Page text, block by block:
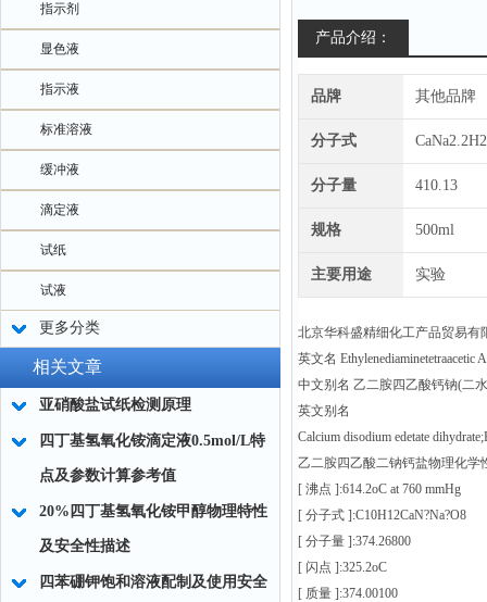
指示剂
显色液
指示液
标准溶液
缓冲液
滴定液
试纸
试液
更多分类
相关文章
亚硝酸盐试纸检测原理
四丁基氢氧化铵滴定液0.5mol/L特
点及参数计算参考值
20%四丁基氢氧化铵甲醇物理特性
及安全性描述
四苯硼钾饱和溶液配制及使用安全
产品介绍：
品牌 其他品牌
分子式
分子量 410.13
规格 500ml
主要用途 实验
北京华科盛精细化工产品贸易有
英文名 Ethylenediaminetetraacetic
中文别名 乙二胺四乙酸钙钠(二
英文别名
Calcium disodium edetate
乙二胺四乙酸二钠钙盐物理化学
[ 沸点 ]:614.2oC at 760 mmHg
[ 分子式 ]:C10H12CaN?Na?O8
[ 分子量 ]:374.26800
[ 闪点 ]:325.2oC
[ 质量 ]:374.00100